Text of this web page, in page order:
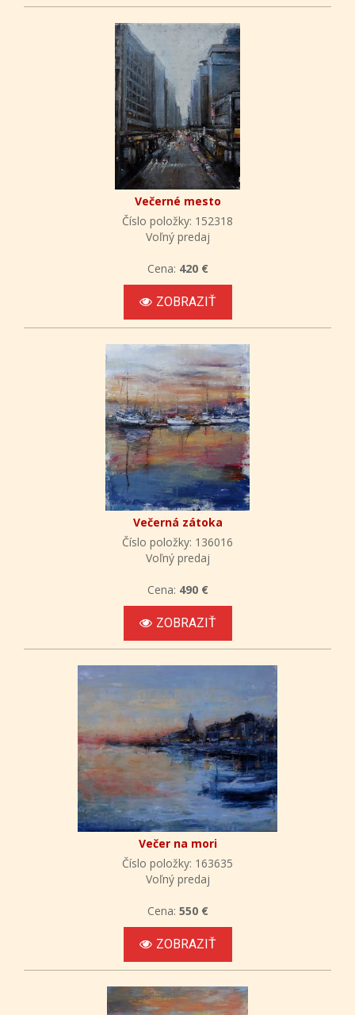
Večerné mesto
Číslo položky: 152318
Voľný predaj
Cena: 420 €
ZOBRAZIŤ
Večerná zátoka
Číslo položky: 136016
Voľný predaj
Cena: 490 €
ZOBRAZIŤ
Večer na mori
Číslo položky: 163635
Voľný predaj
Cena: 550 €
ZOBRAZIŤ